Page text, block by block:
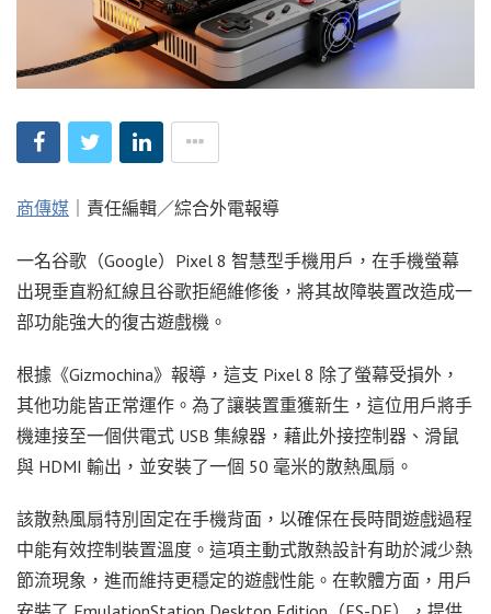
商傳媒 ｜責任編輯／綜合外電報導
一名谷歌（Google）Pixel 8 智慧型手機用戶，在手機螢幕
出現垂直粉紅線且谷歌拒絕維修後，將其故障裝置改造成一
部功能強大的復古遊戲機。
根據《Gizmochina》報導，這支 Pixel 8 除了螢幕受損外，
其他功能皆正常運作。為了讓裝置重獲新生，這位用戶將手
機連接至一個供電式 USB 集線器，藉此外接控制器、滑鼠
與 HDMI 輸出，並安裝了一個 50 毫米的散熱風扇。
該散熱風扇特別固定在手機背面，以確保在長時間遊戲過程
中能有效控制裝置溫度。這項主動式散熱設計有助於減少熱
節流現象，進而維持更穩定的遊戲性能。在軟體方面，用戶